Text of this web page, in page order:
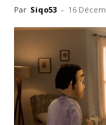
Par Siqo53 - 16